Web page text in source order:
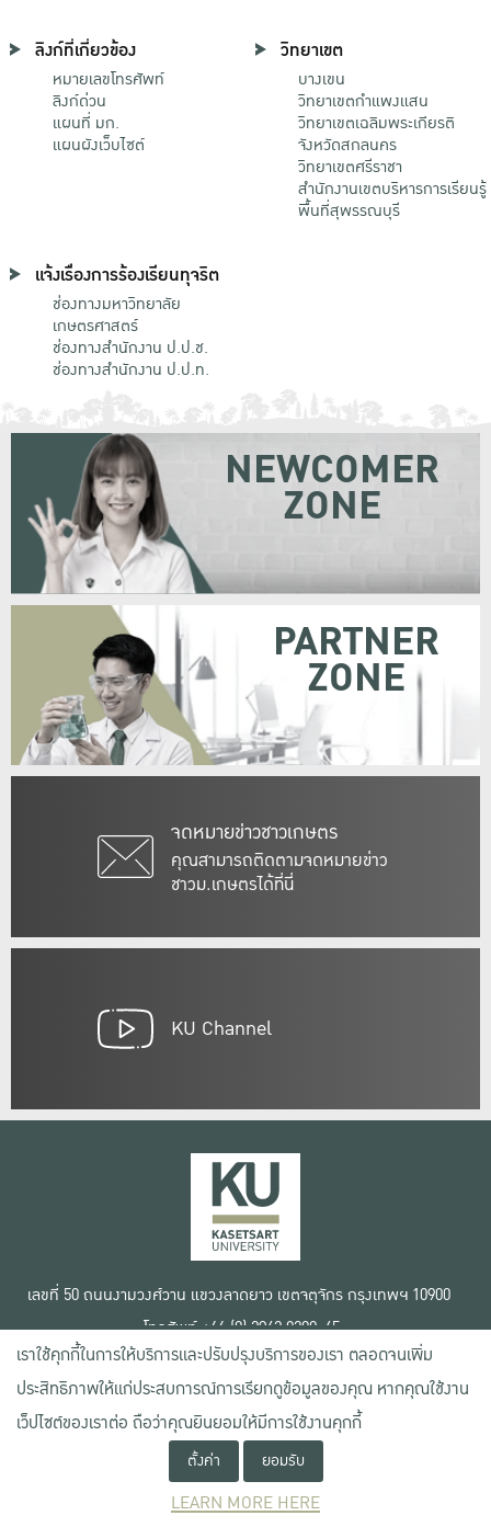
ลิงก์ที่เกี่ยวข้อง
หมายเลขโทรศัพท์
ลิงก์ด่วน
แผนที่ มก.
แผนผังเว็บไซต์
วิทยาเขต
บางเขน
วิทยาเขตกําแพงแสน
วิทยาเขตเฉลิมพระเกียรติ
จังหวัดสกลนคร
วิทยาเขตศรีราชา
สำนักงานเขตบริหารการเรียนรู้
พื้นที่สุพรรณบุรี
แจ้งเรื่องการร้องเรียนทุจริต
ช่องทางมหาวิทยาลัย
เกษตรศาสตร์
ช่องทางสำนักงาน ป.ป.ช.
ช่องทางสำนักงาน ป.ป.ท.
จดหมายข่าวชาวเกษตร
คุณสามารถติดตามจดหมายข่าว
ชาวม.เกษตรได้ที่นี่
NEWCOMER
ZONE
PARTNER
ZONE
KU Channel
เลขที่ 50 ถนนงามวงศ์วาน แขวงลาดยาว เขตจตุจักร กรุงเทพฯ 10900
โทรศัพท์ +66 (0) 2942 8200-45
สงวนลิขสิทธิ์ © 2020 มหาวิทยาลัยเกษตรศาสตร์
เงื่อนไขการใช้งานเว็บไซต์
ข้อตกลงด้านสิทธิ์ใช้งาน
นโยบายความเป็นส่วนตัว
เราใช้คุกกี้ในการให้บริการและปรับปรุงบริการของเรา ตลอดจนเพิ่ม
ประสิทธิภาพให้แก่ประสบการณ์การเรียกดูข้อมูลของคุณ หากคุณใช้งาน
เว็ปไซต์ของเราต่อ ถือว่าคุณยินยอมให้มีการใช้งานคุกกี้
ตั้งค่า ยอมรับ
LEARN MORE HERE